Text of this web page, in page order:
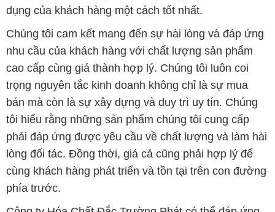
trọng nguyên tắc kinh doanh không chỉ là sự mua
bán mà còn là sự xây dựng và duy trì uy tín. Chúng
tôi hiểu rằng những sản phẩm chúng tôi cung cấp
phải đáp ứng được yêu cầu về chất lượng và làm hài
lòng đối tác. Đồng thời, giá cả cũng phải hợp lý để
cùng khách hàng phát triển và tồn tại trên con đường
phía trước.
Công ty Hóa Chất Đắc Trường Phát có thể đáp ứng
đa dạng các nhu cầu về hóa chất và phục vụ cho tất
cả các ngành nghề, lĩnh vực sản xuất khác nhau tại
TP. Hồ Chí Minh. Chúng tôi cam kết cung cấp và
phân phối những sản phẩm hóa chất đảm bảo chất